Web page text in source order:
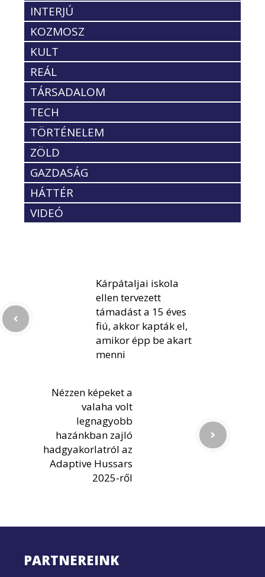
INTERJÚ
KOZMOSZ
KULT
REÁL
TÁRSADALOM
TECH
TÖRTÉNELEM
ZÖLD
GAZDASÁG
HÁTTÉR
VIDEÓ
Kárpátaljai iskola
ellen tervezett
támadást a 15 éves
fiú, akkor kapták el,
amikor épp be akart
menni
Nézzen képeket a
valaha volt
legnagyobb
hazánkban zajló
hadgyakorlatról az
Adaptive Hussars
2025-ről
PARTNEREINK